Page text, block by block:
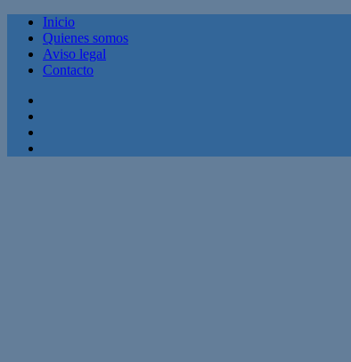
Inicio
Quienes somos
Aviso legal
Contacto